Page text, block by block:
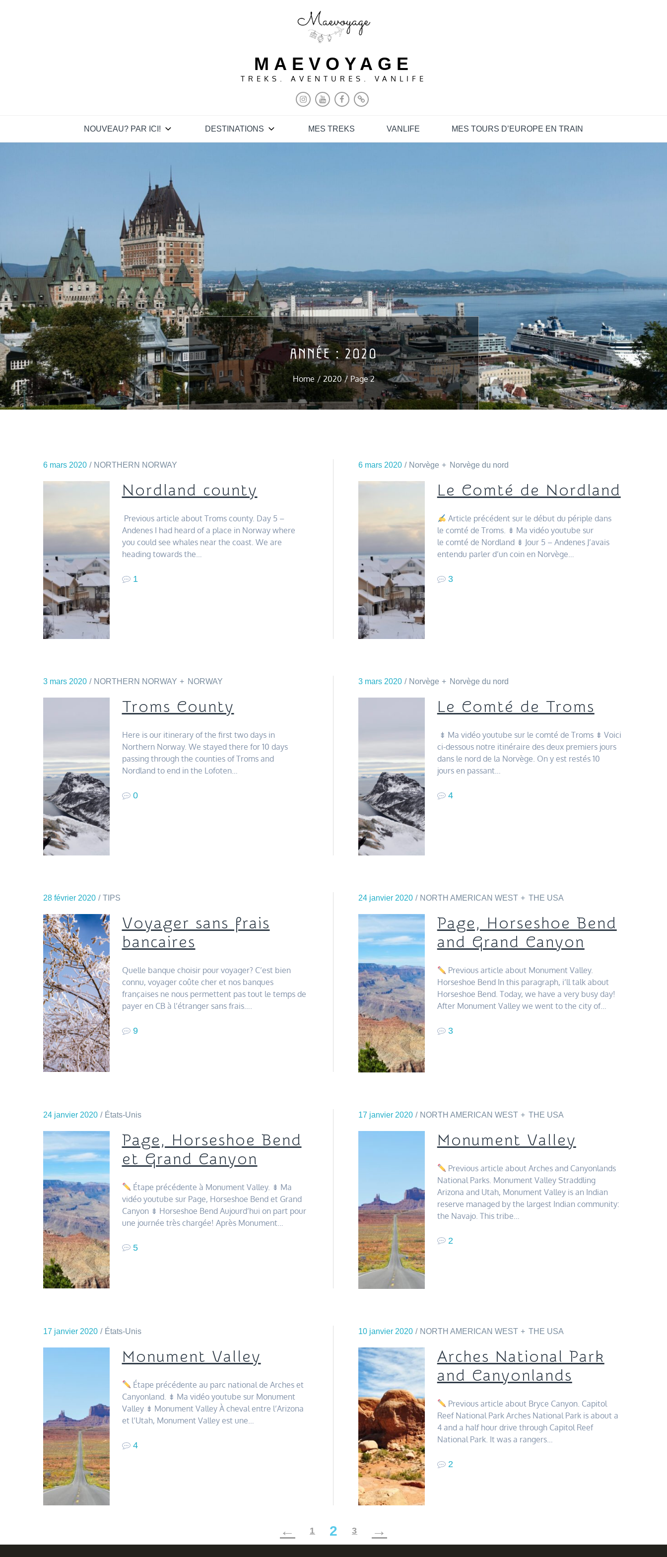
MAEVOYAGE
TREKS. AVENTURES. VANLIFE
INSTAGRAM
YOUTUBEFACEBOOKPINTEREST
NOUVEAU? PAR ICI! DESTINATIONS MES TREKS VANLIFE MES TOURS D’EUROPE EN TRAIN
ANNÉE :2020
Home 2020 Page 2
6 mars 2020 NORTHERN NORWAY
Nordland county
Previous article about Troms county. Day 5 –
Andenes I had heard of a place in Norway where
you could see whales near the coast. We are
heading towards the…
1
6 mars 2020 Norvège Norvège du nord
Le Comté de Nordland
Article précédent sur le début du périple dans
le comté de Troms. ⇟ Ma vidéo youtube sur
le comté de Nordland ⇟ Jour 5 – Andenes J’avais
entendu parler d’un coin en Norvège…
3
3 mars 2020 NORTHERN NORWAY NORWAY
Troms County
Here is our itinerary of the first two days in
Northern Norway. We stayed there for 10 days
passing through the counties of Troms and
Nordland to end in the Lofoten…
0
3 mars 2020 Norvège Norvège du nord
Le Comté de Troms
⇟ Ma vidéo youtube sur le comté de Troms ⇟ Voici
ci-dessous notre itinéraire des deux premiers jours
dans le nord de la Norvège. On y est restés 10
jours en passant…
4
28 février 2020 TIPS
Voyager sans frais
bancaires
Quelle banque choisir pour voyager? C’est bien
connu, voyager coûte cher et nos banques
françaises ne nous permettent pas tout le temps de
payer en CB à l’étranger sans frais….
9
24 janvier 2020 NORTH AMERICAN WEST THE USA
Page, Horseshoe Bend
and Grand Canyon
Previous article about Monument Valley.
Horseshoe Bend In this paragraph, i’ll talk about
Horseshoe Bend. Today, we have a very busy day!
After Monument Valley we went to the city of…
3
24 janvier 2020 États-Unis
Page, Horseshoe Bend
et Grand Canyon
Étape précédente à Monument Valley. ⇟ Ma
vidéo youtube sur Page, Horseshoe Bend et Grand
Canyon ⇟ Horseshoe Bend Aujourd’hui on part pour
une journée très chargée! Après Monument…
5
17 janvier 2020 NORTH AMERICAN WEST THE USA
Monument Valley
Previous article about Arches and Canyonlands
National Parks. Monument Valley Straddling
Arizona and Utah, Monument Valley is an Indian
reserve managed by the largest Indian community:
the Navajo. This tribe…
2
17 janvier 2020 États-Unis
Monument Valley
Étape précédente au parc national de Arches et
Canyonland. ⇟ Ma vidéo youtube sur Monument
Valley ⇟ Monument Valley À cheval entre l’Arizona
et l’Utah, Monument Valley est une…
4
10 janvier 2020 NORTH AMERICAN WEST THE USA
Arches National Park
and Canyonlands
Previous article about Bryce Canyon. Capitol
Reef National Park Arches National Park is about a
4 and a half hour drive through Capitol Reef
National Park. It was a rangers…
2
1 2 3